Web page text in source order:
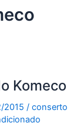
Komeco
2015 /conserto